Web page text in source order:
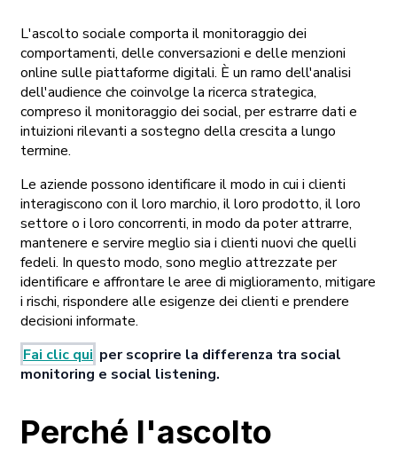
L'ascolto sociale comporta il monitoraggio dei
comportamenti, delle conversazioni e delle menzioni
online sulle piattaforme digitali. È un ramo dell'analisi
dell'audience che coinvolge la ricerca strategica,
compreso il monitoraggio dei social, per estrarre dati e
intuizioni rilevanti a sostegno della crescita a lungo
termine.
Le aziende possono identificare il modo in cui i clienti
interagiscono con il loro marchio, il loro prodotto, il loro
settore o i loro concorrenti, in modo da poter attrarre,
mantenere e servire meglio sia i clienti nuovi che quelli
fedeli. In questo modo, sono meglio attrezzate per
identificare e affrontare le aree di miglioramento, mitigare
i rischi, rispondere alle esigenze dei clienti e prendere
decisioni informate.
Fai clic qui per scoprire la differenza tra social
monitoring e social listening.
Perché l'ascolto